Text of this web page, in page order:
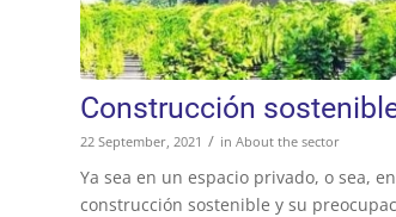
Construcción
22 September, 2021 / in About the sector
Ya sea en un espacio privado, o sea,
construcción sostenible y su